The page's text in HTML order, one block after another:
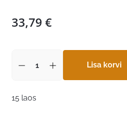
33,79 €
Lisa korvi
15 laos